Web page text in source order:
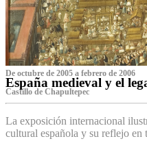
De octubre de 2005 a febrero de 2006
España medieval y el
Castillo de Chapultepec
La exposición internacional
cultural española y su reflejo